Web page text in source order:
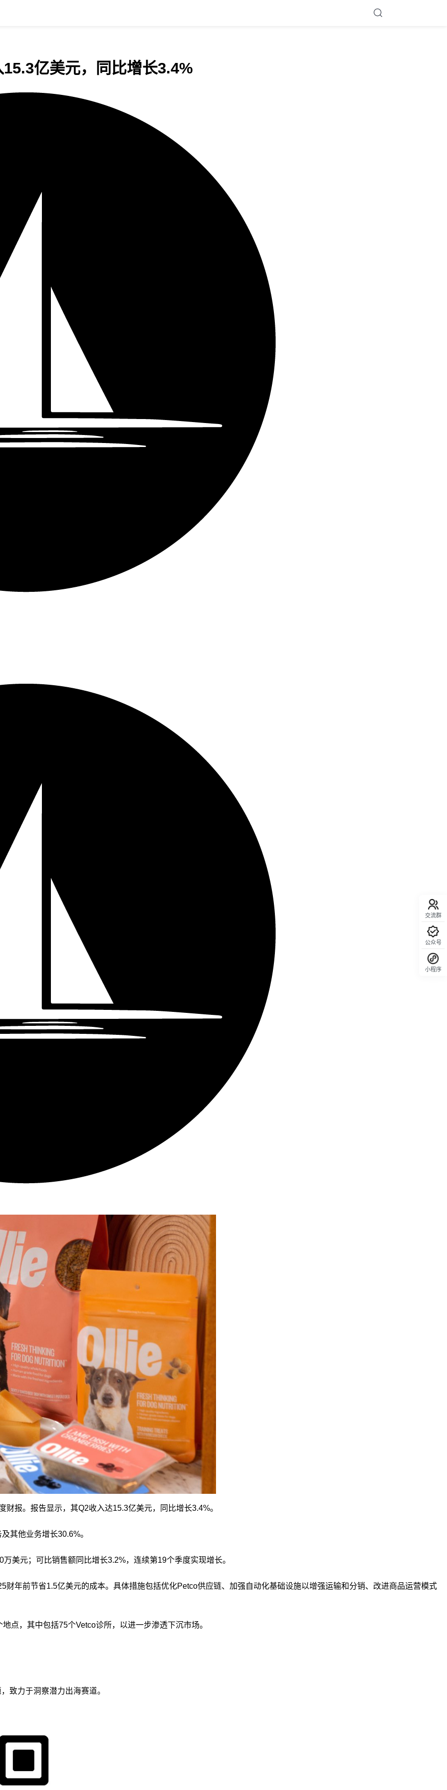
亿美元，同比增长3.4%
报。报告显示，其Q2收入达15.3亿美元，同比增长3.4%。
其他业务增长30.6%。
美元；可比销售额同比增长3.2%，连续第19个季度实现增长。
年前节省1.5亿美元的成本。具体措施包括优化Petco供应链、加强自动化基础设施以增强运输和分销、改进商品运营模式
点，其中包括75个Vetco诊所，以进一步渗透下沉市场。
致力于洞察潜力出海赛道。
交流群
公众号
小程序